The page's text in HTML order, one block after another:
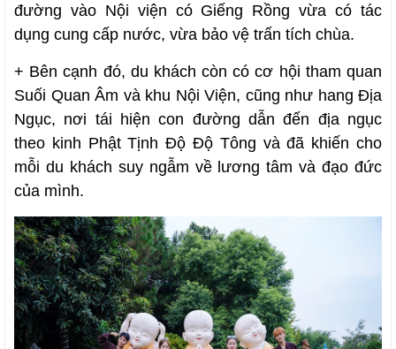
đường vào Nội viện có Giếng Rồng vừa có tác
dụng cung cấp nước, vừa bảo vệ trấn tích chùa.
+ Bên cạnh đó, du khách còn có cơ hội tham quan
Suối Quan Âm và khu Nội Viện, cũng như hang Địa
Ngục, nơi tái hiện con đường dẫn đến địa ngục
theo kinh Phật Tịnh Độ Độ Tông và đã khiến cho
mỗi du khách suy ngẫm về lương tâm và đạo đức
của mình.